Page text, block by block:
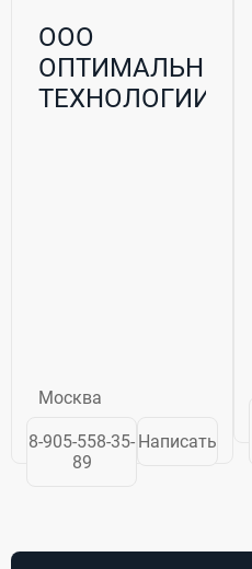
ООО
ОПТИМАЛЬНЫЕ
ТЕХНОЛОГИИ
Москва
8-905-558-35-
89
Написать